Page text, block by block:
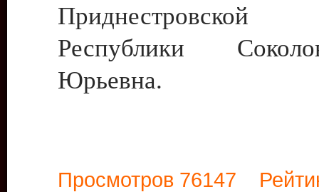
Приднестровской
Республики
Юрьевна.
Просмотров 76147